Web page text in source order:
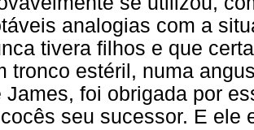
analogias com a
tivera filhos e que
tronco estéril, numa
James, foi obrigada por
seu sucessor. E ele